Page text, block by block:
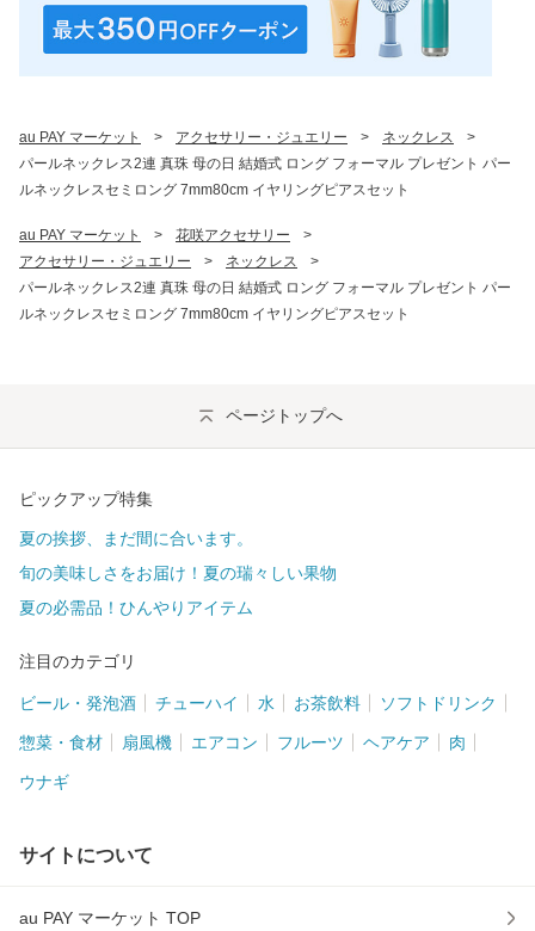
au PAY マーケット > アクセサリー・ジュエリー > ネックレス
>
パールネックレス2連 真珠 母の日 結婚式 ロング フォーマル プレゼント パー
ルネックレスセミロング 7mm80cm イヤリングピアスセット
au PAY マーケット > 花咲アクセサリー
>
アクセサリー・ジュエリー
> ネックレス
>
パールネックレス2連 真珠 母の日 結婚式 ロング フォーマル プレゼント パー
ルネックレスセミロング 7mm80cm イヤリングピアスセット
ページトップへ
ピックアップ特集
夏の挨拶、まだ間に合います。
旬の美味しさをお届け！夏の瑞々しい果物
夏の必需品！ひんやりアイテム
注目のカテゴリ
ビール・発泡酒 チューハイ 水 お茶飲料 ソフトドリンク
惣菜・食材 扇風機 エアコン フルーツ ヘアケア 肉
ウナギ
サイトについて
au PAY マーケット TOP